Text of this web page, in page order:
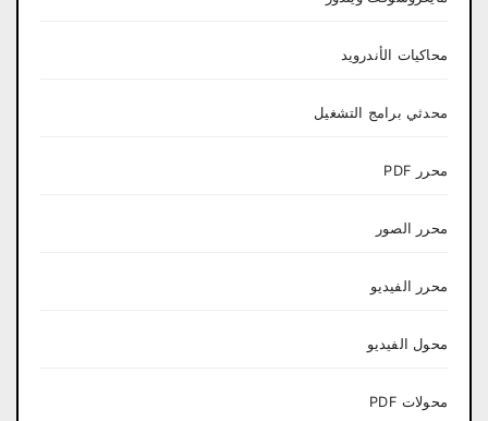
محاكيات الأندرويد
محدثي برامج التشغيل
محرر PDF
محرر الصور
محرر الفيديو
محول الفيديو
محولات PDF